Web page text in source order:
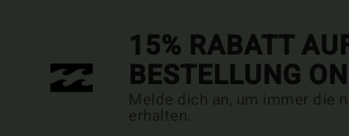
15% RABATT
BESTELLUNG
Melde dich an, um immer die
erhalten.